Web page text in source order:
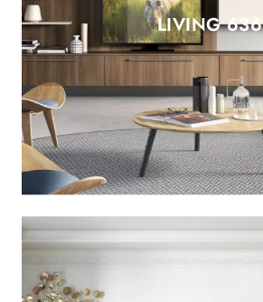
LIVING 636